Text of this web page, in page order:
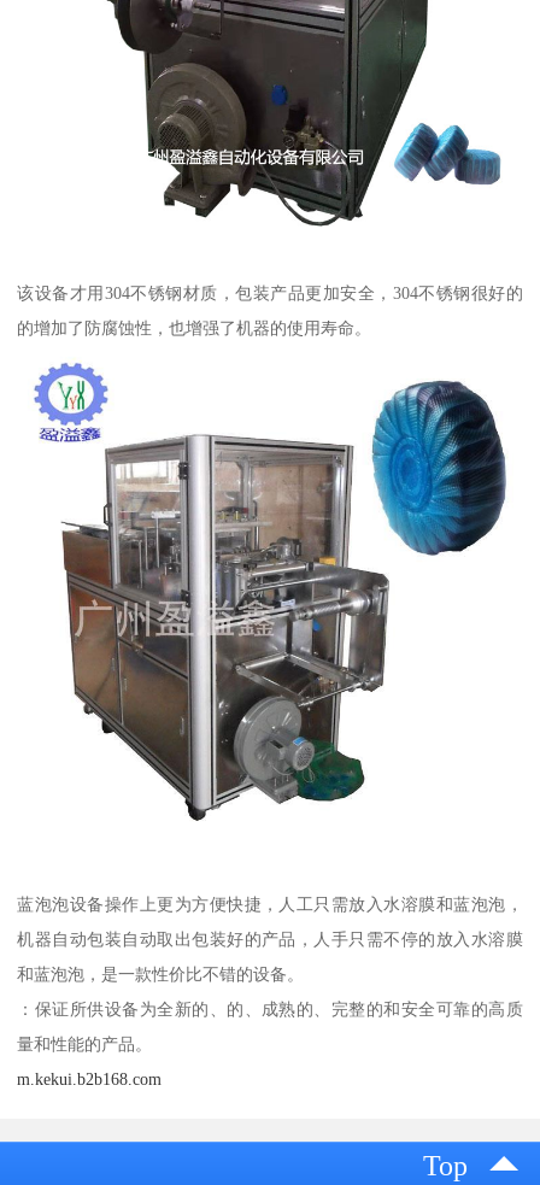
该设备才用304不锈钢材质，包装产品更加安全，304不锈钢很好的
的增加了防腐蚀性，也增强了机器的使用寿命。
蓝泡泡设备操作上更为方便快捷，人工只需放入水溶膜和蓝泡泡，
机器自动包装自动取出包装好的产品，人手只需不停的放入水溶膜
和蓝泡泡，是一款性价比不错的设备。
：保证所供设备为全新的、的、成熟的、完整的和安全可靠的高质
量和性能的产品。
m.kekui.b2b168.com
Top